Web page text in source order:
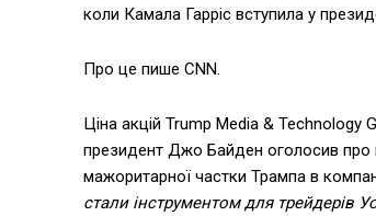
коли Камала Гарріс вступила у
Про це пише CNN.
Ціна акцій Trump Media & Technology
президент Джо Байден оголосив про
мажоритарної частки Трампа в
стали інструментом для трейдерів